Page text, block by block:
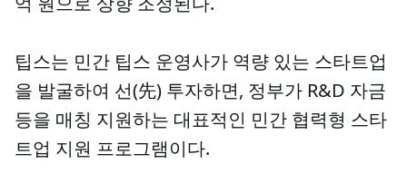
팁스는 민간 팁스 운영사가 역량 있는 스타트업
을 발굴하여 선(先) 투자하면, 정부가 R&D 자금
등을 매칭 지원하는 대표적인 민간 협력형 스타
트업 지원 프로그램이다.